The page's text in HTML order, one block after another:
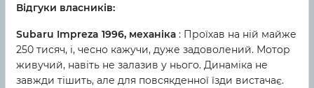
Відгуки власників:
Subaru Impreza 1996, механіка : Проїхав на ній майже
250 тисяч, і, чесно кажучи, дуже задоволений. Мотор
живучий, навіть не залазив у нього. Динаміка не
завжди тішить, але для повсякденної їзди вистачає.